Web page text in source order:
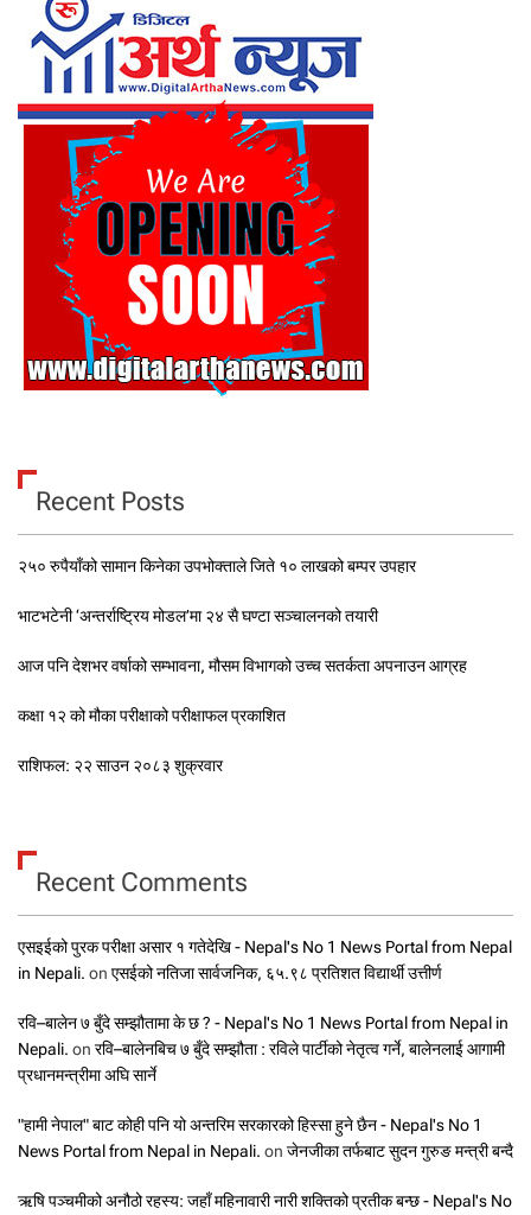
Recent Posts
२५० रुपैयाँको सामान किनेका उपभोक्ताले जिते १० लाखको बम्पर उपहार
भाटभटेनी ‘अन्तर्राष्ट्रिय मोडल’मा २४ सै घण्टा सञ्चालनको तयारी
आज पनि देशभर वर्षाको सम्भावना, मौसम विभागको उच्च सतर्कता अपनाउन आग्रह
कक्षा १२ को मौका परीक्षाको परीक्षाफल प्रकाशित
राशिफल: २२ साउन २०८३ शुक्रवार
Recent Comments
एसइईको पुरक परीक्षा असार १ गतेदेखि - Nepal's No 1 News Portal from Nepal
in Nepali. on एसईको नतिजा सार्वजनिक, ६५.९८ प्रतिशत विद्यार्थी उत्तीर्ण
रवि–बालेन ७ बुँदे सम्झौतामा के छ ? - Nepal's No 1 News Portal from Nepal in
Nepali. on रवि–बालेनबिच ७ बुँदे सम्झौता : रविले पार्टीको नेतृत्व गर्ने, बालेनलाई आगामी
प्रधानमन्त्रीमा अघि सार्ने
"हामी नेपाल" बाट कोही पनि यो अन्तरिम सरकारको हिस्सा हुने छैन - Nepal's No 1
News Portal from Nepal in Nepali. on जेनजीका तर्फबाट सुदन गुरुङ मन्त्री बन्दै
ऋषि पञ्चमीको अनौठो रहस्य: जहाँ महिनावारी नारी शक्तिको प्रतीक बन्छ - Nepal's No